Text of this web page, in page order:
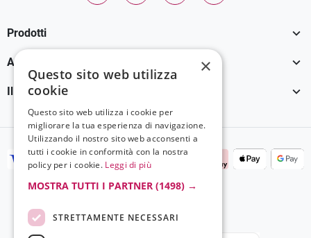
FacebookYouTube InstagramTikTok
Prodotti 
Assistenza Clienti 
Il tuo account 
×
Questo sito web utilizza
cookie
Questo sito web utilizza i cookie per
migliorare la tua esperienza di navigazione.
Utilizzando il nostro sito web acconsenti a
tutti i cookie in conformità con la nostra
policy per i cookie. Leggi di più
MOSTRA TUTTI I PARTNER (1498) →
STRETTAMENTE NECESSARI